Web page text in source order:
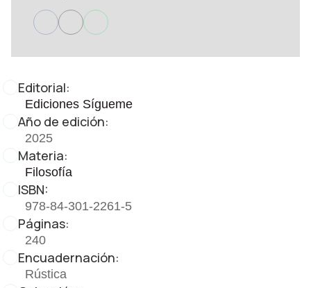
Editorial:
Ediciones Sígueme
Año de edición:
2025
Materia:
Filosofía
ISBN:
978-84-301-2261-5
Páginas:
240
Encuadernación:
Rústica